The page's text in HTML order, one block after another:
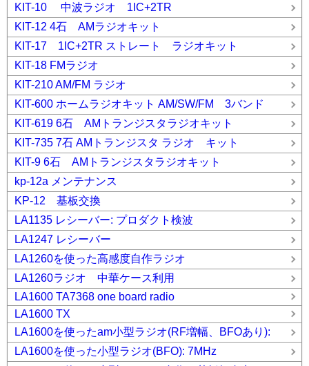
KIT-10 中波ラジオ 1IC+2TR
KIT-12 4石 AMラジオキット
KIT-17 1IC+2TR ストレート ラジオキット
KIT-18 FMラジオ
KIT-210 AM/FM ラジオ
KIT-600 ホームラジオキット AM/SW/FM 3バンド
KIT-619 6石 AMトランジスタラジオキット
KIT-735 7石 AMトランジスタ ラジオ キット
KIT-9 6石 AMトランジスタラジオキット
kp-12a メンテナンス
KP-12 基板交換
LA1135 レシーバー: プロダクト検波
LA1247 レシーバー
LA1260を使った高感度自作ラジオ
LA1260ラジオ 中華ケース利用
LA1600 TA7368 one board radio
LA1600 TX
LA1600を使ったam小型ラジオ(RF増幅、BFOあり):
LA1600を使った小型ラジオ(BFO): 7MHz